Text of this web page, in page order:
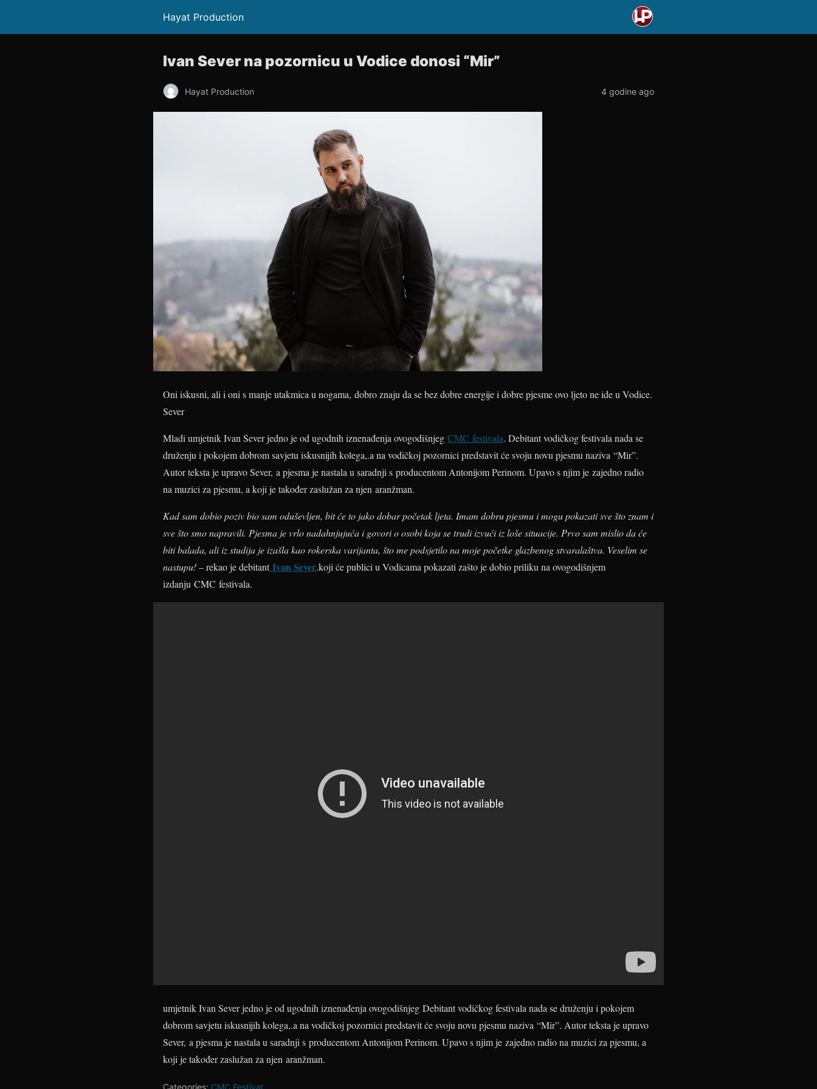
Hayat Production
Ivan Sever na pozornicu u Vodice donosi “Mir”
Hayat Production 4 godine ago
Oni iskusni, ali i oni s manje utakmica u nogama, dobro znaju da se bez dobre energije i dobre pjesme ovo ljeto ne ide u Vodice.
Sever
Mladi umjetnik Ivan Sever jedno je od ugodnih iznenađenja ovogodišnjeg CMC festivala. Debitant vodičkog festivala nada se
druženju i pokojem dobrom savjetu iskusnijih kolega,.a na vodičkoj pozornici predstavit će svoju novu pjesmu naziva “Mir”.
Autor teksta je upravo Sever, a pjesma je nastala u saradnji s producentom Antonijom Perinom. Upavo s njim je zajedno radio
na muzici za pjesmu, a koji je također zaslužan za njen aranžman.
Kad sam dobio poziv bio sam oduševljen, bit će to jako dobar početak ljeta. Imam dobru pjesmu i mogu pokazati sve što znam i
sve što smo napravili. Pjesma je vrlo nadahnjujuća i govori o osobi koja se trudi izvući iz loše situacije. Prvo sam mislio da će
biti balada, ali iz studija je izašla kao rokerska varijanta, što me podsjetilo na moje početke glazbenog stvaralaštva. Veselim se
nastupu!– rekao je debitant Ivan Sever.koji će publici u Vodicama pokazati zašto je dobio priliku na ovogodišnjem
izdanju CMC festivala.
umjetnik Ivan Sever jedno je od ugodnih iznenađenja ovogodišnjeg Debitant vodičkog festivala nada se druženju i pokojem
dobrom savjetu iskusnijih kolega,.a na vodičkoj pozornici predstavit će svoju novu pjesmu naziva “Mir”. Autor teksta je upravo
Sever, a pjesma je nastala u saradnji s producentom Antonijom Perinom. Upavo s njim je zajedno radio na muzici za pjesmu, a
koji je također zaslužan za njen aranžman.
Categories: CMC Festival